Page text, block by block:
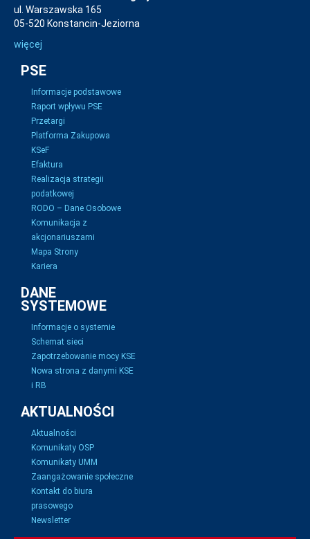
ul. Warszawska 165
05-520 Konstancin-Jeziorna
więcej
PSE
Informacje podstawowe
Raport wpływu PSE
Przetargi
Platforma Zakupowa
KSeF
Efaktura
Realizacja strategii
podatkowej
RODO – Dane Osobowe
Komunikacja z
akcjonariuszami
Mapa Strony
Kariera
DANE
SYSTEMOWE
Informacje o systemie
Schemat sieci
Zapotrzebowanie mocy KSE
Nowa strona z danymi KSE
i RB
AKTUALNOŚCI
Aktualności
Komunikaty OSP
Komunikaty UMM
Zaangażowanie społeczne
Kontakt do biura
prasowego
Newsletter